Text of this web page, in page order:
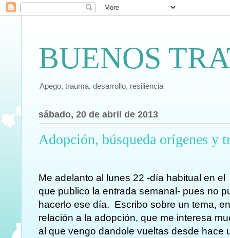
BUENOS
Apego, trauma, desarrollo, resiliencia
sábado, 20 de abril de 2013
Adopción, búsqueda orígenes y
Me adelanto al lunes 22 -día habitual en el
que publico la entrada semanal- pues no
hacerlo ese día. Escribo sobre un tema,
relación a la adopción, que me interesa
al que vengo dandole vueltas desde hace